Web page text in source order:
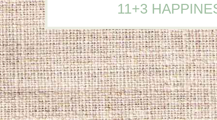
11+3